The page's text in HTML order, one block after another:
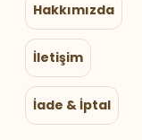
Hakkımızda
İletişim
İade & İptal